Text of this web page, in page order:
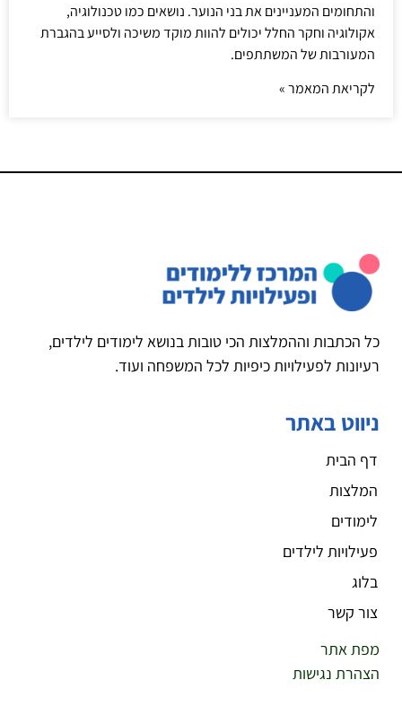
והתחומים המעניינים את בני הנוער. נושאים כמו טכנולוגיה,
אקולוגיה וחקר החלל יכולים להוות מוקד משיכה ולסייע בהגברת
המעורבות של המשתתפים.
לקריאת המאמר »
כל הכתבות וההמלצות הכי טובות בנושא לימודים לילדים,
רעיונות לפעילויות כיפיות לכל המשפחה ועוד.
ניווט באתר
דף הבית
המלצות
לימודים
פעילויות לילדים
בלוג
צור קשר
מפת אתר
הצהרת נגישות